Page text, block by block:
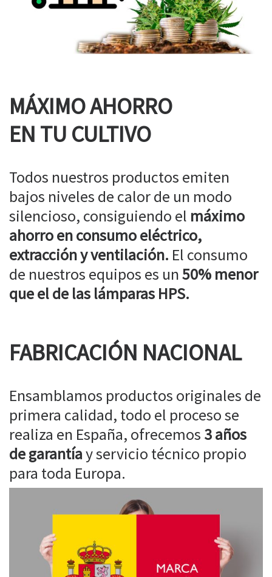
MÁXIMO AHORRO
EN TU CULTIVO
Todos nuestros productos emiten
bajos niveles de calor de un modo
silencioso, consiguiendo el máximo
ahorro en consumo eléctrico,
extracción y ventilación. El consumo
de nuestros equipos es un50% menor
que el de las lámparas HPS.
FABRICACIÓN NACIONAL
Ensamblamos productos originales de
primera calidad, todo el proceso se
realiza en España, ofrecemos 3 años
de garantíay servicio técnico propio
para toda Europa.